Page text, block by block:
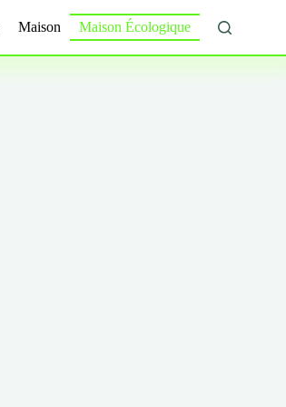
Maison Maison Écologique